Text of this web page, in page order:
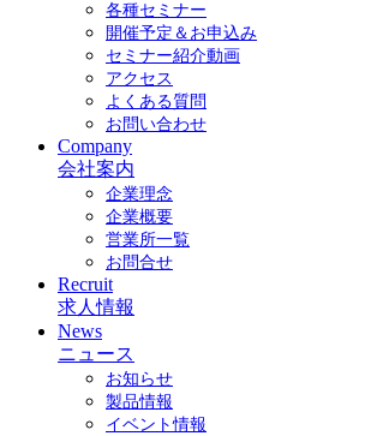
各種セミナー
開催予定＆お申込み
セミナー紹介動画
アクセス
よくある質問
お問い合わせ
Company
会社案内
企業理念
企業概要
営業所一覧
お問合せ
Recruit
求人情報
News
ニュース
お知らせ
製品情報
イベント情報